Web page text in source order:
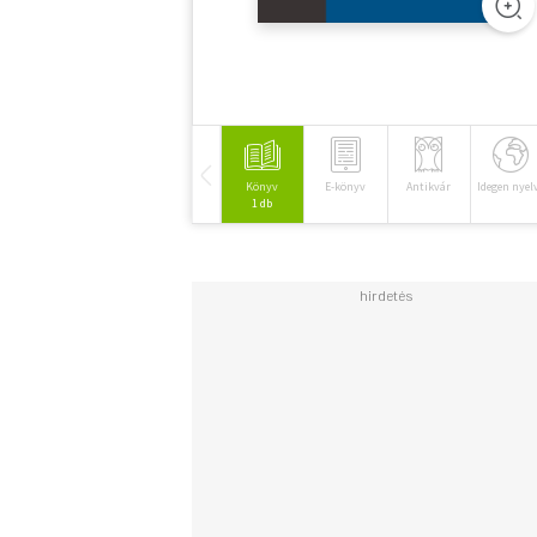
Könyv
1 db
E-könyv Antikvár Idegen